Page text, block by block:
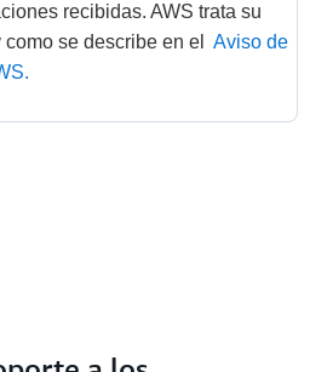
recibidas. AWS trata su
se describe en el
Aviso de